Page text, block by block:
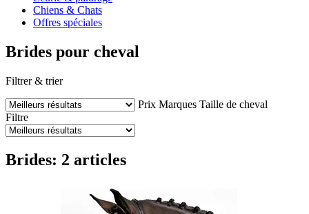
Chiens & Chats
Offres spéciales
Brides pour cheval
Filtrer & trier
Prix Marques Taille de cheval
Filtre
Brides: 2 articles